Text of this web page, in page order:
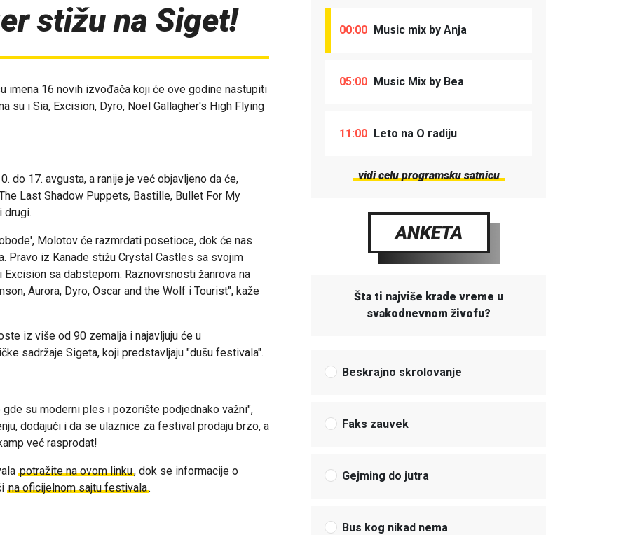
stižu na Siget!
imena 16 novih izvođača koji će ove godine nastupiti
su i Sia, Excision, Dyro, Noel Gallagher's High Flying
do 17. avgusta, a ranije je već objavljeno da će,
Last Shadow Puppets, Bastille, Bullet For My
drugi.
Molotov će razmrdati posetioce, dok će nas
Pravo iz Kanade stižu Crystal Castles sa svojim
sa dabstepom. Raznovrsnosti žanrova na
Aurora, Dyro, Oscar and the Wolf i Tourist", kaže
iz više od 90 zemalja i najavljuju će u
sadržaje Sigeta, koji predstavljaju "dušu festivala".
su moderni ples i pozorište podjednako važni",
dodajući i da se ulaznice za festival prodaju brzo, a
već rasprodat!
potražite na ovom linku, dok se informacije o
na oficijelnom sajtu festivala.
00:00 Music mix by Anja
05:00 Music Mix by Bea
11:00 Leto na O radiju
vidi celu programsku satnicu
ANKETA
Šta ti najviše krade vreme u
svakodnevnom živofu?
Beskrajno skrolovanje
Faks zauvek
Gejming do jutra
Bus kog nikad nema